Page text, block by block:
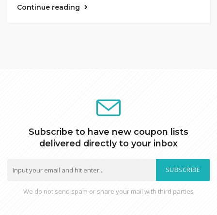
Continue reading
Subscribe to have new coupon lists
delivered directly to your inbox
SUBSCRIBE
We do not send spam or share your mail with third parties